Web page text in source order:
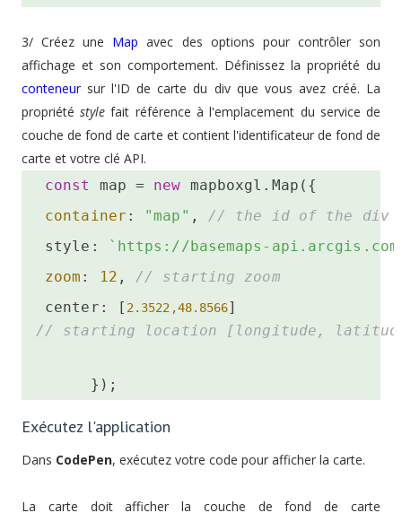
3/ Créez une Map avec des options pour contrôler son
affichage et son comportement. Définissez la propriété du
conteneursur l'ID de carte du div que vous avez créé. La
propriétéstyle fait référence à l'emplacement du service de
couche de fond de carte et contient l'identificateur de fond de
carte et votre clé API.
const
map = new mapboxgl.Map({
container : "map" , // the id of the div
style:
`https://basemaps-
zoom : 12 , // starting zoom
center: [ 2.3522,48.8566]
// starting location [longitude,
      });
Exécutez l'application
Dans CodePen, exécutez votre code pour afficher la carte.
La carte doit afficher la couche de fond de carte